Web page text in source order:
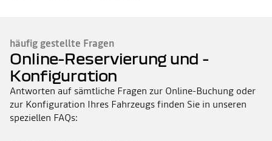
häufig gestellte Fragen
Online-Reservierung und -
Konfiguration
Antworten auf sämtliche Fragen zur Online-Buchung oder
zur Konfiguration Ihres Fahrzeugs finden Sie in unseren
speziellen FAQs: